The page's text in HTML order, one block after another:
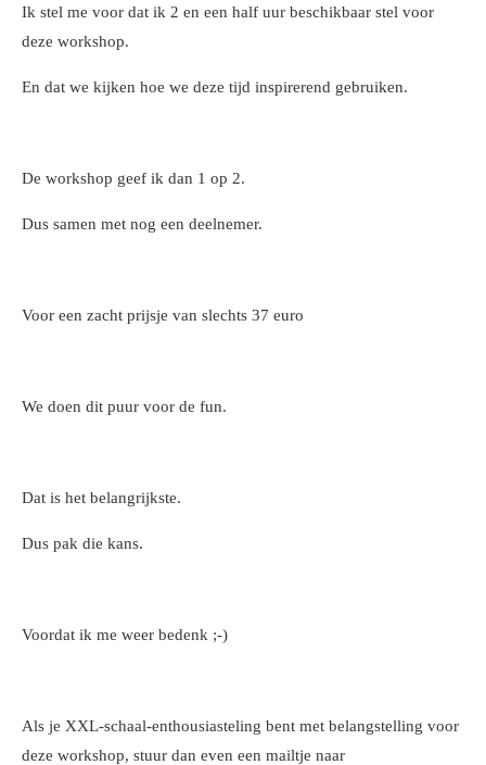
Ik stel me voor dat ik 2 en een half uur beschikbaar stel voor
deze workshop.
En dat we kijken hoe we deze tijd inspirerend gebruiken.
De workshop geef ik dan 1 op 2.
Dus samen met nog een deelnemer.
Voor een zacht prijsje van slechts 37 euro
We doen dit puur voor de fun.
Dat is het belangrijkste.
Dus pak die kans.
Voordat ik me weer bedenk ;-)
Als je XXL-schaal-enthousiasteling bent met belangstelling voor
deze workshop, stuur dan even een mailtje naar